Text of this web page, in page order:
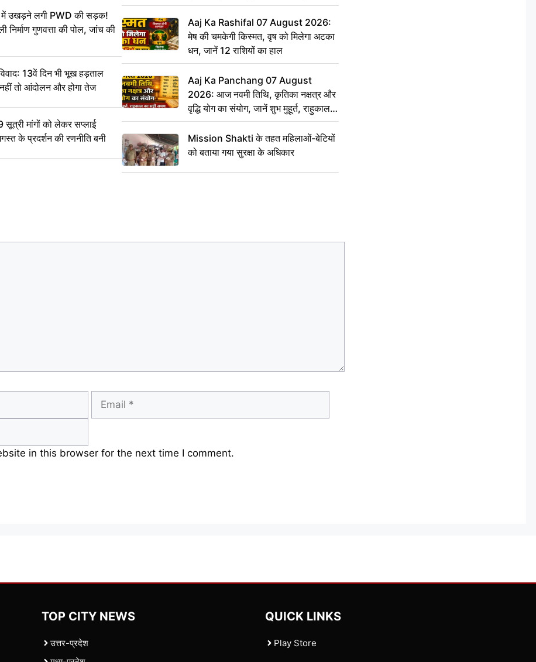
उखड़ने लगी PWD की सड़क!
गुणवत्ता की पोल, जांच की
13वें दिन भी भूख हड़ताल
तो आंदोलन और होगा तेज
मांगों को लेकर सप्लाई
के प्रदर्शन की रणनीति बनी
CCTV में कैद
Aaj Ka Rashifal 07 August 2026:
मेष की चमकेगी किस्मत, वृष को मिलेगा अटका
धन, जानें 12 राशियों का हाल
Aaj Ka Panchang 07 August
2026: आज नवमी तिथि, कृतिका नक्षत्र और
वृद्धि योग का संयोग, जानें शुभ मुहूर्त, राहुकाल
का सही समय
Mission Shakti के तहत महिलाओं-बेटियों
को बताया गया सुरक्षा के अधिकार
in this browser for the next time I comment.
TOP CITY NEWS
उत्तर-प्रदेश
QUICK LINKS
Play Store